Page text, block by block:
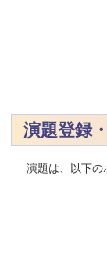
演題登録
演題は、以下の